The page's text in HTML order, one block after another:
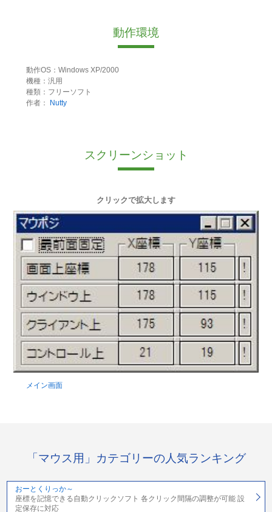
動作環境
動作OS：Windows XP/2000
機種：汎用
種類：フリーソフト
作者：
Nutty
スクリーンショット
クリックで拡大します
メイン画面
「マウス用」カテゴリーの人気ランキング
おーとくりっか～
座標を記憶できる自動クリックソフト 各クリック間隔の調整が可能 設
定保存に対応